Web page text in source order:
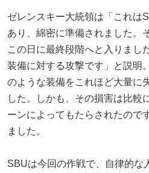
ゼレンスキー大統領は「これは
あり、綿密に準備されました。
この日に最終段階へと入りまし
装備に対する攻撃です」と説明
のような装備をこれほど大量に
した。しかも、その損害は比較
ーンによってもたらされたので
ました。
SBUは今回の作戦で、自律的な